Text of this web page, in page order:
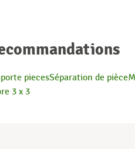
piecesSéparation de pièce
3 x 3